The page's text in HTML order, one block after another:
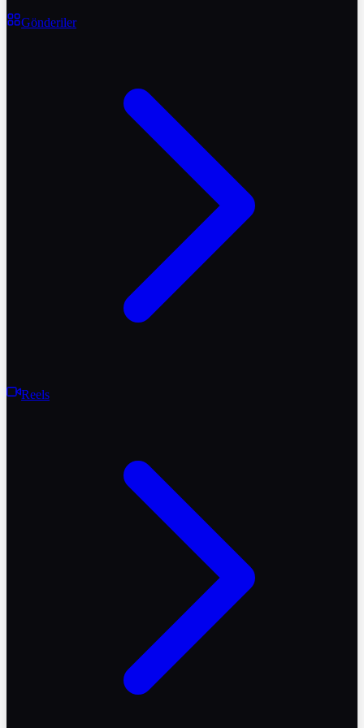
Gönderiler
Reels